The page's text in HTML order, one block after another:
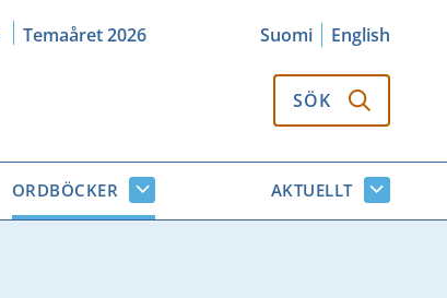
Temaåret 2026 Suomi
English
SÖK
ORDBÖCKER
Ordböcker
undersidor
AKTUELLT
Aktuellt